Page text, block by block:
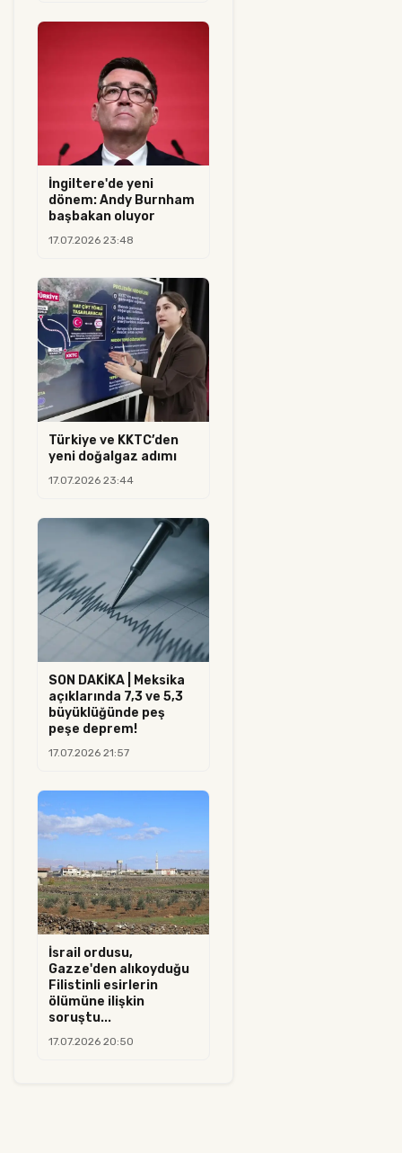
İngiltere'de yeni
dönem: Andy Burnham
başbakan oluyor
17.07.2026 23:48
Türkiye ve KKTC’den
yeni doğalgaz adımı
17.07.2026 23:44
SON DAKİKA | Meksika
açıklarında 7,3 ve 5,3
büyüklüğünde peş
peşe deprem!
17.07.2026 21:57
İsrail ordusu,
Gazze'den alıkoyduğu
Filistinli esirlerin
ölümüne ilişkin
soruştu...
17.07.2026 20:50